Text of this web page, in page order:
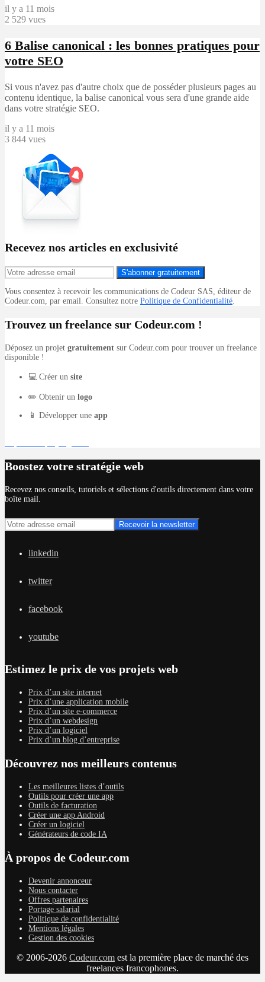
il y a 11 mois
2 529 vues
6 Balise canonical : les bonnes pratiques pour
votre SEO
Si vous n'avez pas d'autre choix que de posséder plusieurs pages au
contenu identique, la balise canonical vous sera d'une grande aide
dans votre stratégie SEO.
il y a 11 mois
3 844 vues
Recevez nos articles en exclusivité
S'abonner gratuitement
Vous consentez à recevoir les communications de Codeur SAS, éditeur de
Codeur.com, par email. Consultez notre Politique de Confidentialité
Trouvez un freelance sur Codeur.com !
Déposez un projet gratuitement sur Codeur.com pour trouver un freelance
disponible !
💻 Créer un site
✏️ Obtenir un logo
📱 Développer une app
Boostez votre stratégie web
Recevez nos conseils, tutoriels et sélections d'outils directement dans votre
boîte mail.
linkedin
twitter
facebook
youtube
Estimez le prix de vos projets web
Prix d’un site internet
Prix d’une application mobile
Prix d’un site e-commerce
Prix d’un webdesign
Prix d’un logiciel
Prix d’un blog d’entreprise
Découvrez nos meilleurs contenus
Les meilleures listes d’outils
Outils pour créer une app
Outils de facturation
Créer une app Android
Créer un logiciel
Générateurs de code IA
À propos de Codeur.com
Devenir annonceur
Nous contacter
Offres partenaires
Portage salarial
Politique de confidentialité
Mentions légales
Gestion des cookies
© 2006-2026 Codeur.com est la première place de marché des
freelances francophones.